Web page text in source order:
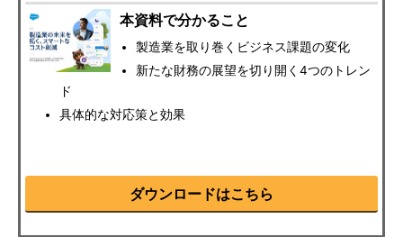
本資料で分かること
製造業を取り巻くビジネス課題の変化
新たな財務の展望を切り開く4つのトレン
ド
具体的な対応策と効果
ダウンロードはこちら